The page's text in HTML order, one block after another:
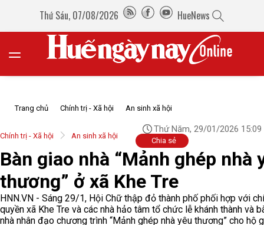
Thứ Sáu, 07/08/2026 HueNews
Trang chủ Chính trị - Xã hội An sinh xã hội
Chính trị - Xã hội An sinh xã hội
Thứ Năm, 29/01/2026 15:09
Chia sẻ
Bàn giao nhà “Mảnh ghép nhà
thương” ở xã Khe Tre
HNN.VN - Sáng 29/1, Hội Chữ thập đỏ thành phố phối hợp với
quyền xã Khe Tre và các nhà hảo tâm tổ chức lễ khánh thành và
nhà nhân đạo chương trình “Mảnh ghép nhà yêu thương” cho hộ